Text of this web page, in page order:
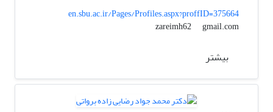
en.sbu.ac.ir/Pages/Profiles.aspx?proffID=375664
zareimh62
gmail.com
بیشتر